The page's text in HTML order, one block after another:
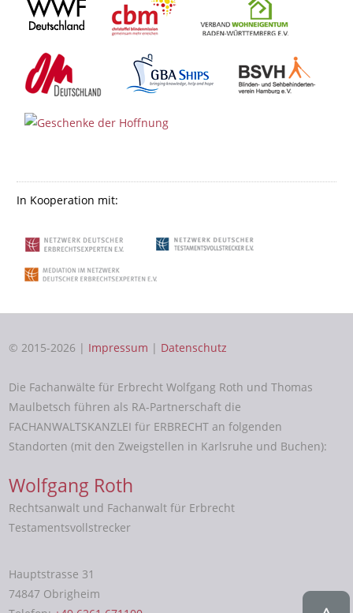
In Kooperation mit:
© 2015-2026 | Impressum | Datenschutz
Die Fachanwälte für Erbrecht Wolfgang Roth und Thomas
Maulbetsch führen als RA-Partnerschaft die
FACHANWALTSKANZLEI für ERBRECHT an folgenden
Standorten (mit den Zweigstellen in Karlsruhe und Buchen):
Wolfgang Roth
Rechtsanwalt und Fachanwalt für Erbrecht
Testamentsvollstrecker
Hauptstrasse 31
74847 Obrigheim